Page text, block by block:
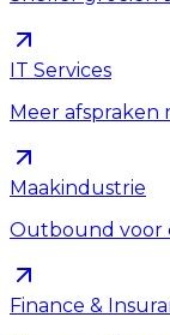
IT Services
Meer afspraken
Maakindustrie
Outbound voor
Finance &